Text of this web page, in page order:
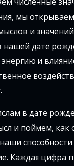
мы
и
нашей дате
и
в дате
и поймем,
способности
Каждая цифра